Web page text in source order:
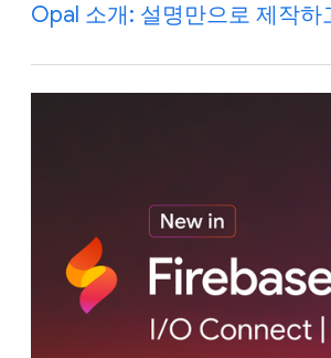
Opal 소개: 설명만으로 제작하